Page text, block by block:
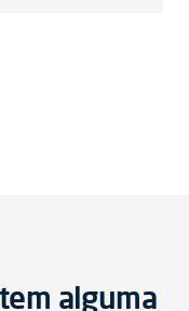
alguma